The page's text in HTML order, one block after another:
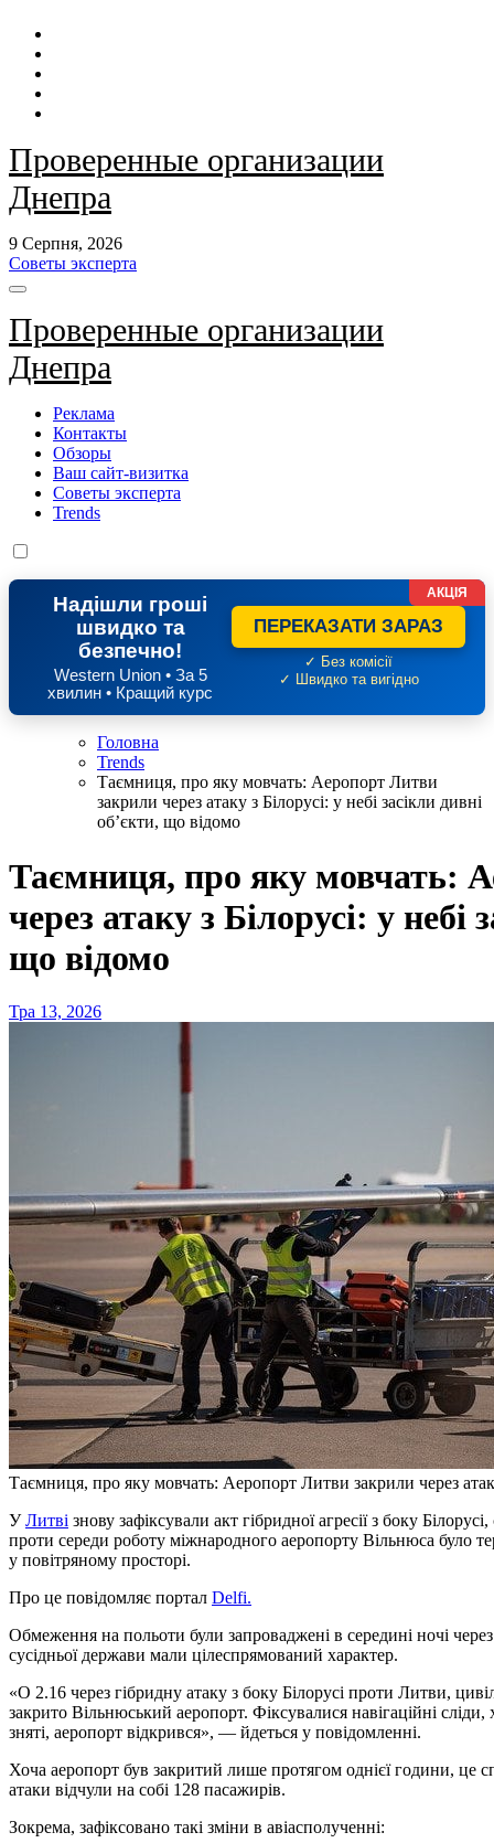
Перейти
контенту
Проверенные организации
Днепра
9 Серпня, 2026
Советы эксперта
Проверенные организации
Днепра
Реклама
Контакты
Обзоры
Ваш сайт-визитка
Советы эксперта
Trends
Надішли гроші
швидко та
безпечно!
Western Union • За 5
хвилин • Кращий курс
ПЕРЕКАЗАТИ ЗАРАЗ
✓ Без комісії
✓ Швидко та вигідно
АКЦІЯ
Головна
Trends
Таємниця, про яку мовчать: Аеропорт Литви
закрили через атаку з Білорусі: у небі засікли дивні
об’єкти, що відомо
Таємниця, про яку мовчать:
через атаку з Білорусі: у небі
що відомо
Тра 13, 2026
Таємниця, про яку мовчать: Аеропорт Литви закрили через
УЛитві знову зафіксували акт гібридної агресії з боку
проти середи роботу міжнародного аеропорту Вільнюса було
у повітряному просторі.
Про це повідомляє портал Delfi.
Обмеження на польоти були запроваджені в середині ночі
сусідньої держави мали цілеспрямований характер.
«О 2.16 через гібридну атаку з боку Білорусі проти Литви,
закрито Вільнюський аеропорт. Фіксувалися навігаційні
зняті, аеропорт відкрився», — йдеться у повідомленні.
Хоча аеропорт був закритий лише протягом однієї години, це
атаки відчули на собі 128 пасажирів.
Зокрема, зафіксовано такі зміни в авіасполученні: